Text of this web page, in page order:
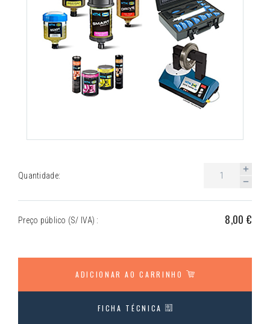
Quantidade:
Preço público (S/ IVA) : 8,00 €
ADICIONAR AO CARRINHO
FICHA TÉCNICA